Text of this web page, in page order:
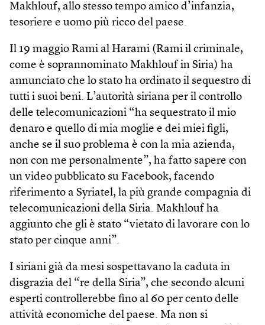
Makhlouf, allo stesso tempo amico d’infanzia,
tesoriere e uomo più ricco del paese.
Il 19 maggio Rami al Harami (Rami il criminale,
come è soprannominato Makhlouf in Siria) ha
annunciato che lo stato ha ordinato il sequestro di
tutti i suoi beni. L’autorità siriana per il controllo
delle telecomunicazioni “ha sequestrato il mio
denaro e quello di mia moglie e dei miei figli,
anche se il suo problema è con la mia azienda,
non con me personalmente”, ha fatto sapere con
un video pubblicato su Facebook, facendo
riferimento a Syriatel, la più grande compagnia di
telecomunicazioni della Siria. Makhlouf ha
aggiunto che gli è stato “vietato di lavorare con lo
stato per cinque anni”.
I siriani già da mesi sospettavano la caduta in
disgrazia del “re della Siria”, che secondo alcuni
esperti controllerebbe fino al 60 per cento delle
attività economiche del paese. Ma non si